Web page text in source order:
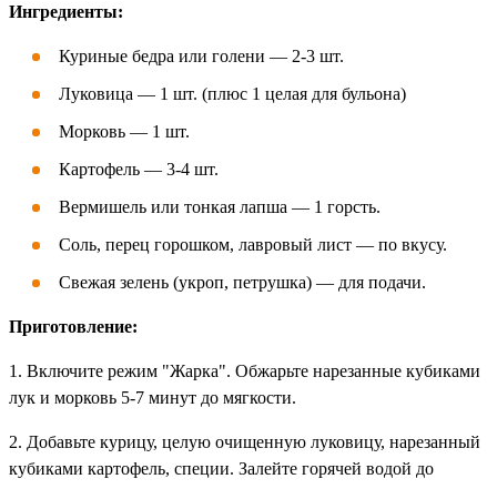
Ингредиенты:
Куриные бедра или голени — 2-3 шт.
Луковица — 1 шт. (плюс 1 целая для бульона)
Морковь — 1 шт.
Картофель — 3-4 шт.
Вермишель или тонкая лапша — 1 горсть.
Соль, перец горошком, лавровый лист — по вкусу.
Свежая зелень (укроп, петрушка) — для подачи.
Приготовление:
1. Включите режим "Жарка". Обжарьте нарезанные кубиками
лук и морковь 5-7 минут до мягкости.
2. Добавьте курицу, целую очищенную луковицу, нарезанный
кубиками картофель, специи. Залейте горячей водой до